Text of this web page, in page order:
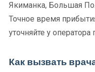
Якиманка, Большая
Точное время
уточняйте у
Как вызвать